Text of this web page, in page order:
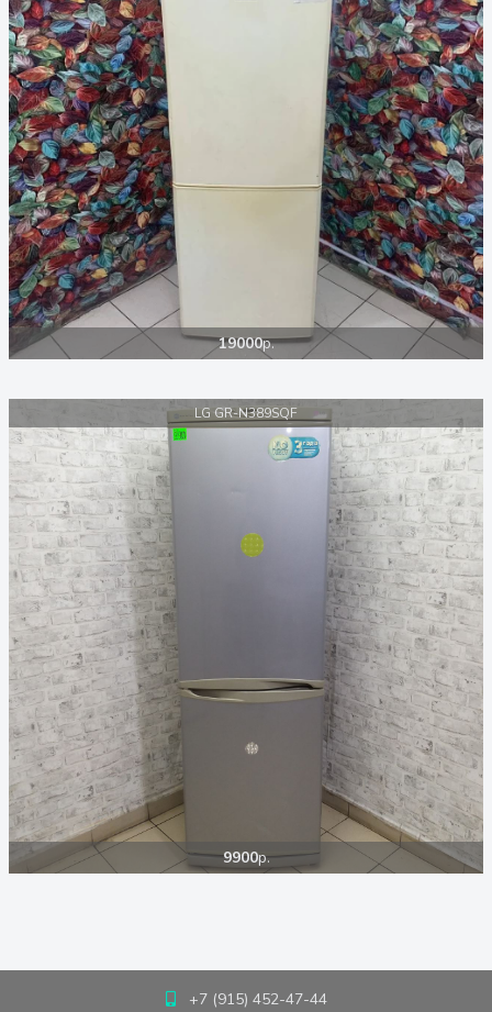
19000р.
LG GR-N389SQF
9900р.
+7 (915) 452-47-44